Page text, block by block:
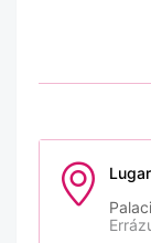
Lugar